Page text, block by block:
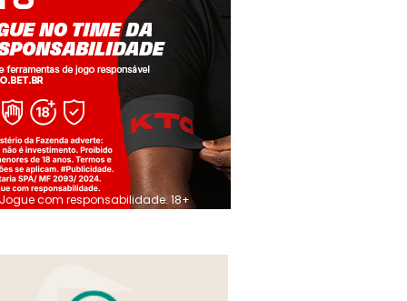
Jogue com responsabilidade. 18+